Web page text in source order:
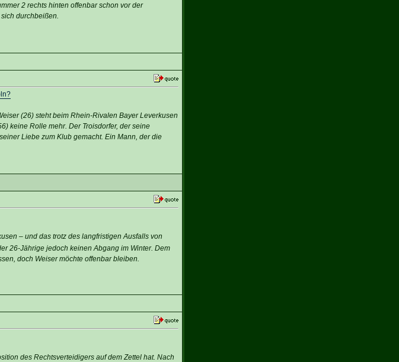
2 rechts hinten offenbar schon vor der
durchbeißen.
(26) steht beim Rhein-Rivalen Bayer Leverkusen
keine Rolle mehr. Der Troisdorfer, der seine
Liebe zum Klub gemacht. Ein Mann, der die
– und das trotz des langfristigen Ausfalls von
26-Jährige jedoch keinen Abgang im Winter. Dem
doch Weiser möchte offenbar bleiben.
des Rechtsverteidigers auf dem Zettel hat. Nach